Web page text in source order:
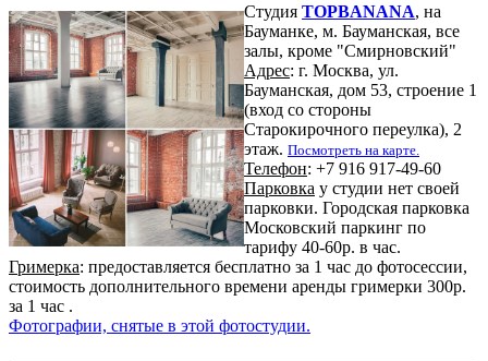
Студия TOPBANANA, на
Бауманке, м. Бауманская, все
залы, кроме "Смирновский"
Адрес: г. Москва, ул.
Бауманская, дом 53, строение 1
(вход со стороны
Старокирочного переулка), 2
этаж. Посмотреть на карте.
Телефон: +7 916 917-49-60
Парковка у студии нет своей
парковки. Городская парковка
Московский паркинг по
тарифу 40-60р. в час.
Гримерка: предоставляется бесплатно за 1 час до фотосессии,
стоимость дополнительного времени аренды гримерки 300р.
за 1 час .
Фотографии, снятые в этой фотостудии.